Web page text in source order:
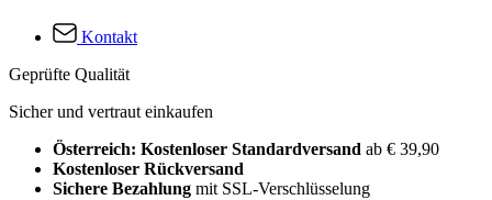
Kontakt
Geprüfte Qualität
Sicher und vertraut einkaufen
Österreich: Kostenloser Standardversand ab € 39,90
Kostenloser Rückversand
Sichere Bezahlung mit SSL-Verschlüsselung